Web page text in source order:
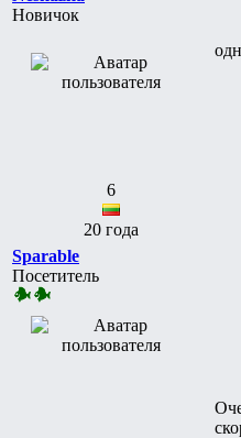
Новичок
6
20 года
Sparable
Посетитель